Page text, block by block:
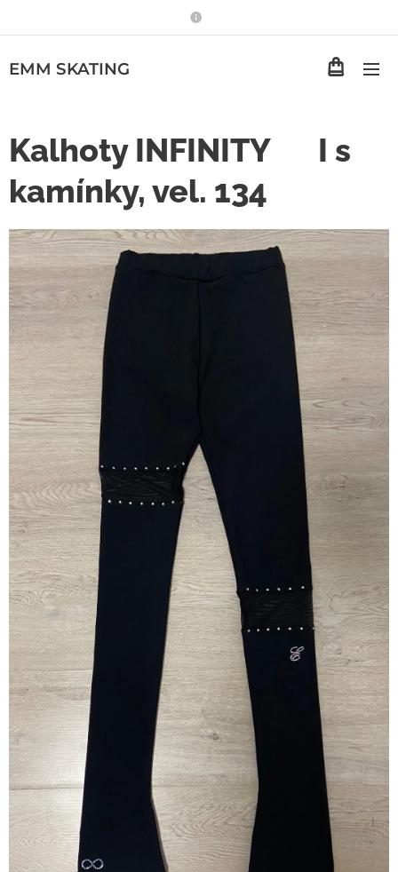
EMM SKATING
Kalhoty INFINITY♾️ I s
kamínky, vel. 134